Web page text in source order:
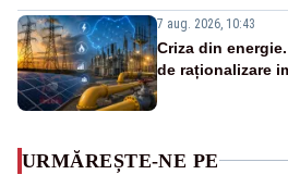
7 aug. 2026, 10:43
Criza din
de raționalizare
URMĂREȘTE-NE PE